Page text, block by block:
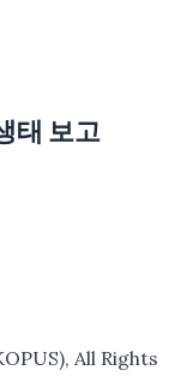
태 보고
All Rights